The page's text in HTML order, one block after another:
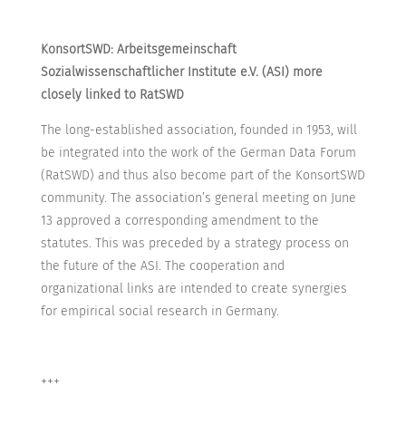
KonsortSWD: Arbeitsgemeinschaft
Sozialwissenschaftlicher Institute e.V. (ASI) more
closely linked to RatSWD
The long-established association, founded in 1953, will
be integrated into the work of the German Data Forum
(RatSWD) and thus also become part of the KonsortSWD
community. The association’s general meeting on June
13 approved a corresponding amendment to the
statutes. This was preceded by a strategy process on
the future of the ASI. The cooperation and
organizational links are intended to create synergies
for empirical social research in Germany.
+++